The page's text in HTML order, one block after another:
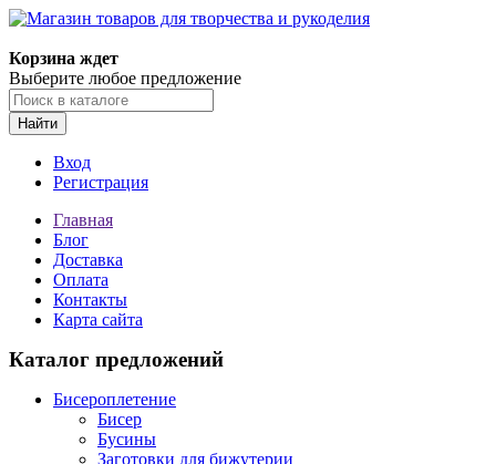
Корзина ждет
Выберите любое предложение
Найти
Вход
Регистрация
Главная
Блог
Доставка
Оплата
Контакты
Карта сайта
Каталог предложений
Бисероплетение
Бисер
Бусины
Заготовки для бижутерии